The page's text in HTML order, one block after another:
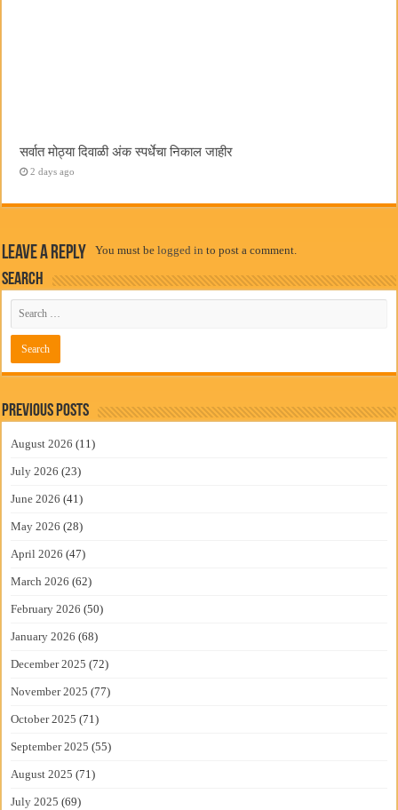
सर्वात मोठ्या दिवाळी अंक स्पर्धेचा निकाल जाहीर
2 days ago
Leave a Reply You must belogged in to post a comment.
Search
Previous Posts
August 2026 (11)
July 2026 (23)
June 2026 (41)
May 2026 (28)
April 2026 (47)
March 2026 (62)
February 2026 (50)
January 2026 (68)
December 2025 (72)
November 2025 (77)
October 2025 (71)
September 2025 (55)
August 2025 (71)
July 2025 (69)